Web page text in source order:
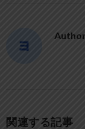
関連する記事